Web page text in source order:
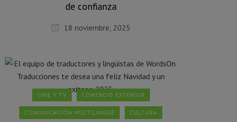
de confianza
18 noviembre, 2025
CINE Y TV COMERCIO EXTERIOR
COMUNICACIÓN MULTILINGÜE CULTURA